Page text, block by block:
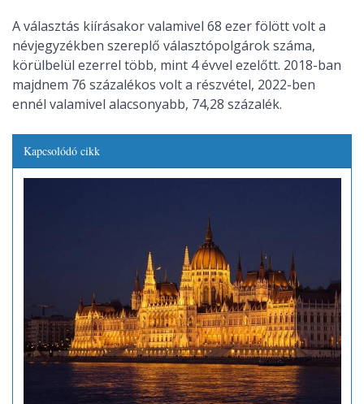
A választás kiírásakor valamivel 68 ezer fölött volt a
névjegyzékben szereplő választópolgárok száma,
körülbelül ezerrel több, mint 4 évvel ezelőtt. 2018-ban
majdnem 76 százalékos volt a részvétel, 2022-ben
ennél valamivel alacsonyabb, 74,28 százalék.
Kapcsolódó cikk